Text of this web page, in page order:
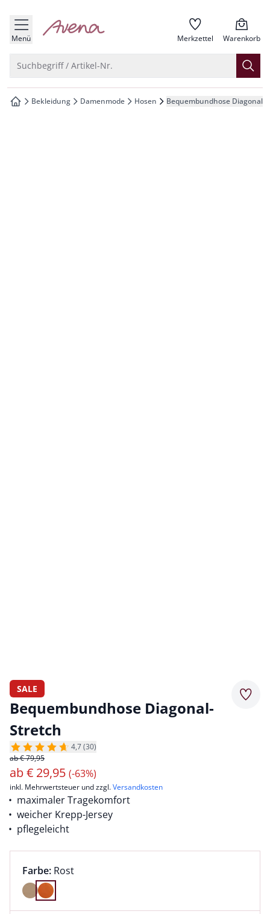
springen
springen
springen
springen
Menü zur Startseite Merkzettel Warenkorb
Suchbegriff / Artikel-Nr.
zur Startseite
Bekleidung Damenmode Hosen Bequembundhose Diagonal-
SALE
Bequembundhose Diagonal-
Stretch
4,7 (30)
ab € 79,95
ab€ 29,95 (-63%)
inkl. Mehrwertsteuer und zzgl.Versandkosten
maximaler Tragekomfort
weicher Krepp-Jersey
pflegeleicht
Farbauswahl:
Farbe: aktuell ausgewählt:
Rost
Farbe Rost ausgewählt